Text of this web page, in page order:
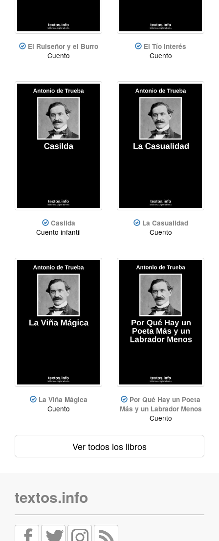
El Ruiseñor y el Burro
Cuento
El Tío Interés
Cuento
Casilda
Cuento infantil
La Casualidad
Cuento
La Viña Mágica
Cuento
Por Qué Hay un Poeta
Más y un Labrador Menos
Cuento
Ver todos los libros
textos.info